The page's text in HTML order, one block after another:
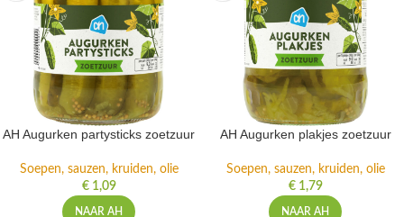
AH Augurken partysticks zoetzuur
Soepen, sauzen, kruiden, olie
€1,09
NAAR AH
AH Augurken plakjes zoetzuur
Soepen, sauzen, kruiden, olie
€1,79
NAAR AH